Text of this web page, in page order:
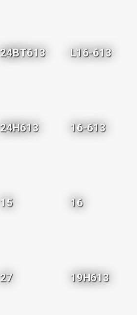
24BT613 L16-613
24H613 16-613
15 16
27 19H613